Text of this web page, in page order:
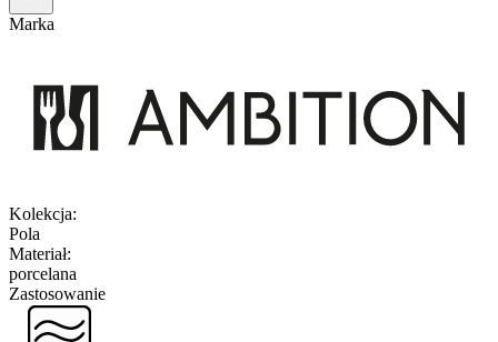
Marka
Kolekcja:
Pola
Materiał:
porcelana
Zastosowanie